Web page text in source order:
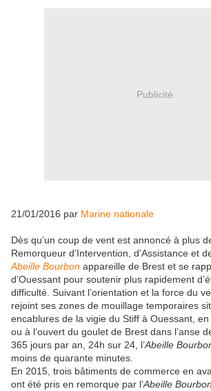
Publicité
21/01/2016 par Marine nationale
Dès qu’un coup de vent est annoncé à plus
Remorqueur d’Intervention, d’Assistance et
Abeille Bourbon appareille de Brest et se
d’Ouessant pour soutenir plus rapidement
difficulté. Suivant l’orientation et la force du
rejoint ses zones de mouillage temporaires
encablures de la vigie du Stiff à Ouessant,
ou à l’ouvert du goulet de Brest dans l’anse
365 jours par an, 24h sur 24, l’Abeille
moins de quarante minutes.
En 2015, trois bâtiments de commerce en
ont été pris en remorque par l’Abeille Bourbon